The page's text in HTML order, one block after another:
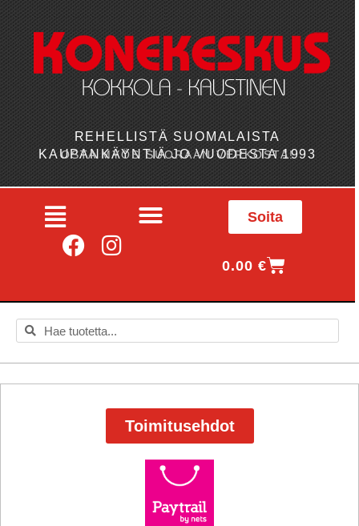
REHELLISTÄ SUOMALAISTA
KAUPANKÄYNTIÄ JO VUODESTA 1993
OSTA MYÖS SUORAAN VERKOSTA!
Soita
0.00€
Toimitusehdot